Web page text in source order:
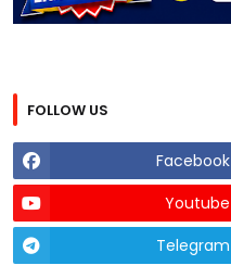
FOLLOW US
Facebook
Youtube
Telegram